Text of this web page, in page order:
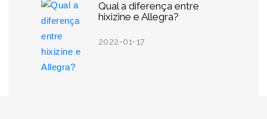
Qual a diferença entre
hixizine e Allegra?
2022-01-17